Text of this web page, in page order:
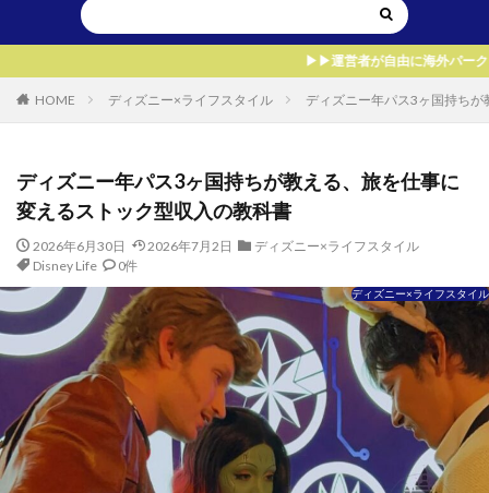
▶︎▶︎運営者が自由に海外パークを飛びまわれる、
HOME ディズニー×ライフスタイル ディズニー年パス3ヶ国持ち
ディズニー年パス3ヶ国持ちが教える、旅を仕事に
変えるストック型収入の教科書
2026年6月30日 2026年7月2日
ディズニー×ライフスタイル
Disney Life
0件
ディズニー×ライフスタイル